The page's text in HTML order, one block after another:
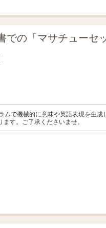
での「マサチューセ
ムで機械的に意味や英語表現を生成
す。ご了承くださいませ。